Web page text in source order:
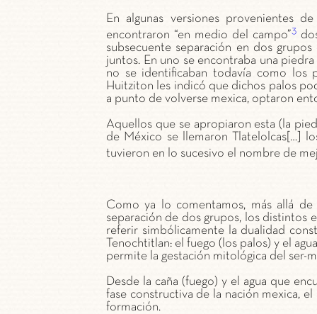
En algunas versiones provenientes
encontraron “en medio del campo”3
subsecuente separación en dos
juntos. En uno se encontraba una
no se identificaban todavía como los
Huitziton les indicó que dichos palos
a punto de volverse mexica, optaron
Aquellos que se apropiaron esta (la
de México se llemaron Tlatelolcas[…]
tuvieron en lo sucesivo el nombre de
Como ya lo comentamos, más allá
separación de dos grupos, los distintos
referir simbólicamente la dualidad
Tenochtitlan: el fuego (los palos) y el
permite la gestación mitológica del ser-
Desde la caña (fuego) y el agua que
fase constructiva de la nación mexica,
formación.